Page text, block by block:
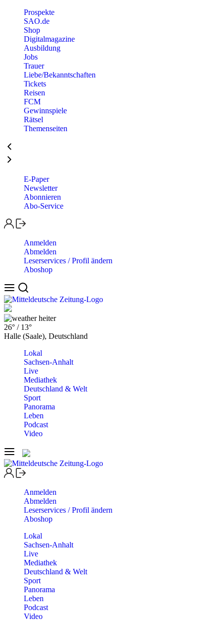
Prospekte
SAO.de
Shop
Digitalmagazine
Ausbildung
Jobs
Trauer
Liebe/Bekanntschaften
Tickets
Reisen
FCM
Gewinnspiele
Rätsel
Themenseiten
E-Paper
Newsletter
Abonnieren
Abo-Service
Anmelden
Abmelden
Leserservices / Profil ändern
Aboshop
heiter
26° / 13°
Halle (Saale), Deutschland
Lokal
Sachsen-Anhalt
Live
Mediathek
Deutschland & Welt
Sport
Panorama
Leben
Podcast
Video
Anmelden
Abmelden
Leserservices / Profil ändern
Aboshop
Lokal
Sachsen-Anhalt
Live
Mediathek
Deutschland & Welt
Sport
Panorama
Leben
Podcast
Video